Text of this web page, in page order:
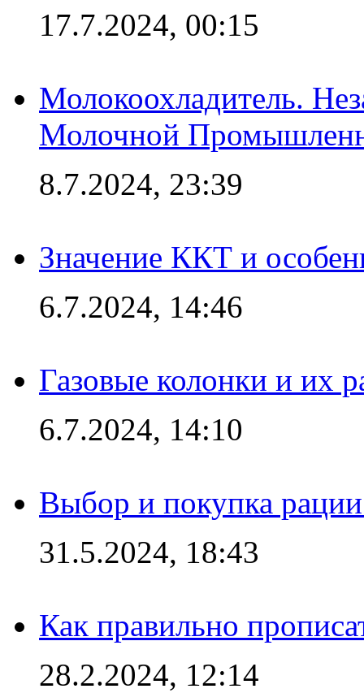
17.7.2024, 00:15
Молокоохладитель.
Молочной
8.7.2024, 23:39
Значение ККТ и
6.7.2024, 14:46
Газовые колонки и их
6.7.2024, 14:10
Выбор и покупка
31.5.2024, 18:43
Как правильно
28.2.2024, 12:14